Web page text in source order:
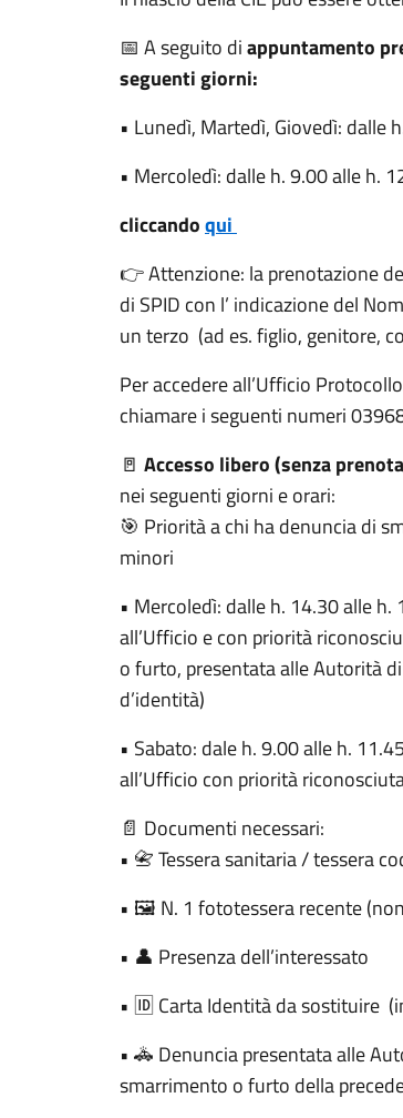
📅 A seguito diappuntamento
seguenti giorni:
• Lunedì, Martedì, Giovedì: dalle
• Mercoledì: dalle h. 9.00 alle h.
cliccandoqui
👉 Attenzione: la prenotazione
di SPID con l’ indicazione del
un terzo (ad es. figlio, genitore,
Per accedere all’Ufficio
chiamare i seguenti numeri
🚪 Accesso libero (senza
nei seguenti giorni e orari:
🎯 Priorità a chi ha denuncia di
minori
• Mercoledì: dalle h. 14.30 alle
all’Ufficio e con priorità
o furto, presentata alle Autorità
d’identità)
• Sabato: dale h. 9.00 alle h.
all’Ufficio con priorità
📄 Documenti necessari:
• 📇 Tessera sanitaria / tessera
• 🖼️ N. 1 fototessera recente
• 👤 Presenza dell’interessato
• 🆔 Carta Identità da sostituire
• 🚓 Denuncia presentata alle
smarrimento o furto della